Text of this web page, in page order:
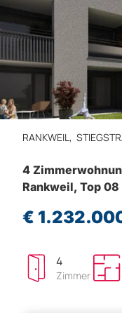
RANKWEIL,
4
Rankweil, Top 08
€
4
Zimmer